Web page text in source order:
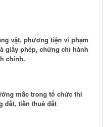
vật, phương tiện vi phạm
giấy phép, chứng chỉ hành
chính.
mắc trong tổ chức thi
đất, tiền thuê đất